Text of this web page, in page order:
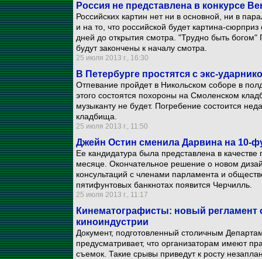
Россия не представлена в конкурсе
Российских картин нет ни в основной, ни в
и на то, что российской будет картина-
дней до открытия смотра. "Трудно быть
будут закончены к началу смотра.
25 июля 2013 г., 16:30
В Петербурге простятся с экс-
Отпевание пройдет в Никольском соборе в
этого состоятся похороны на Смоленском
музыканту не будет. Погребение состоится
кладбища.
25 июля 2013 г., 11:50
Джейн Остин сменила Дарвина на 10-
Ее кандидатура была представлена в
месяце. Окончательное решение о новом
консультаций с членами парламента и
пятифунтовых банкнотах появится Черчилль.
25 июля 2013 г., 11:17
Кинематографисты: новый регламент
киноиндустрии
Документ, подготовленный столичным
предусматривает, что организаторам имеют
съемок. Такие срывы приведут к росту